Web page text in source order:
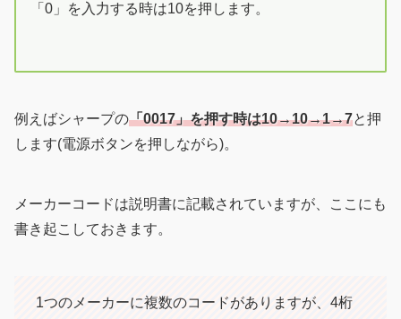
「0」を入力する時は10を押します。
例えばシャープの「0017」を押す時は10→10→1→7と押
します(電源ボタンを押しながら)。
メーカーコードは説明書に記載されていますが、ここにも
書き起こしておきます。
1つのメーカーに複数のコードがありますが、4桁